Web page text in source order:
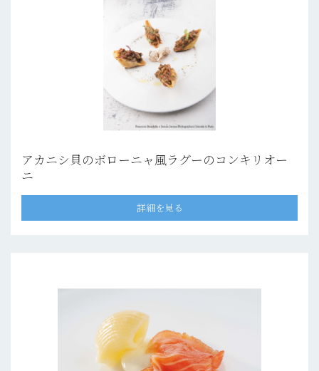
アカニシ貝のボローニャ風ラグーのコンキリオー
ニ
詳細を見る